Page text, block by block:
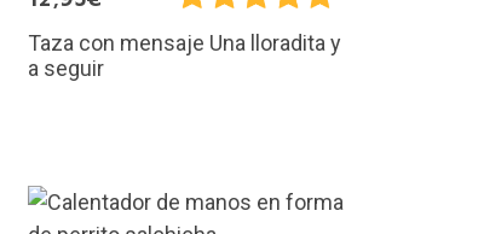
Taza con mensaje Una lloradita y
a seguir